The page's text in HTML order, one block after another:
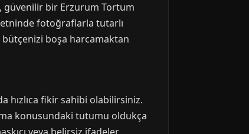
güvenilir bir Erzurum Tortum
fotoğraflarla tutarlı
bütçenizi boşa harcamaktan
hızlıca fikir sahibi olabilirsiniz.
konusundaki tutumu oldukça